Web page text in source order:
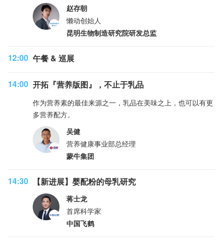
赵存朝
懒动创始人
昆明生物制造研究院研发总监
12:00 午餐 & 巡展
14:00 开拓『营养版图』，不止于乳品
作为营养素的最佳来源之一，乳品在美味之上，也可以有更
多营养配方。
吴健
营养健康事业部总经理
蒙牛集团
14:30 【新进展】婴配粉的母乳研究
蒋士龙
首席科学家
中国飞鹤